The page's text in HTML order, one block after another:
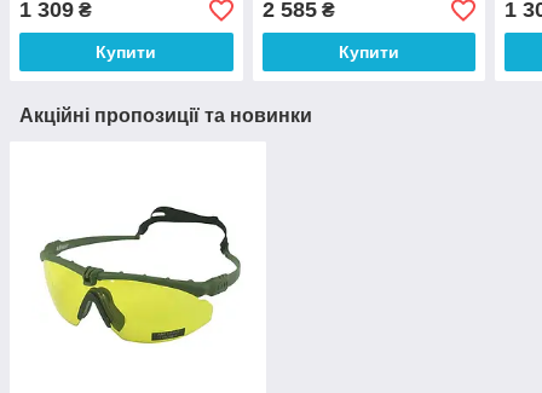
лінза з діоптріями)
1 309 ₴
Купити
2 585₴
Купити
1
Акційні пропозиції та новинки